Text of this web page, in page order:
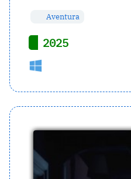
Aventura
2025